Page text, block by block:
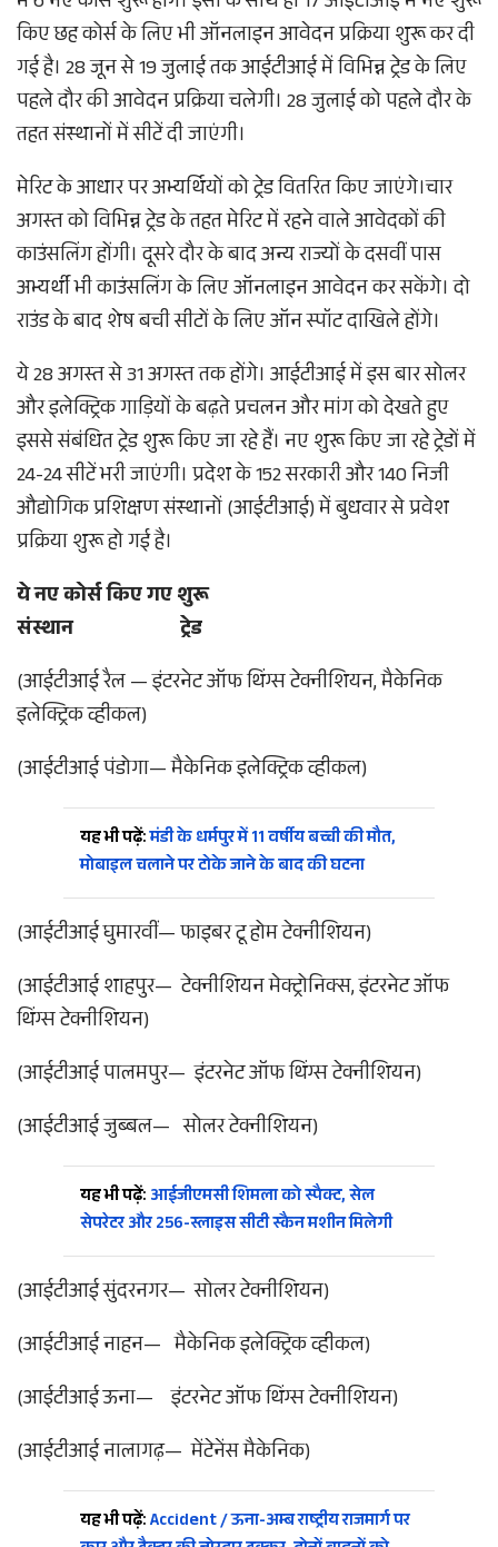
किए छह कोर्स के लिए भी ऑनलाइन आवेदन प्रक्रिया शुरू कर दी
गई है। 28 जून से 19 जुलाई तक आईटीआई में विभिन्न ट्रेड के लिए
पहले दौर की आवेदन प्रक्रिया चलेगी। 28 जुलाई को पहले दौर के
तहत संस्थानों में सीटें दी जाएंगी।
मेरिट के आधार पर अभ्यर्थियों को ट्रेड वितरित किए जाएंगे।चार
अगस्त को विभिन्न ट्रेड के तहत मेरिट में रहने वाले आवेदकों की
काउंसलिंग होंगी। दूसरे दौर के बाद अन्य राज्यों के दसवीं पास
अभ्यर्थी भी काउंसलिंग के लिए ऑनलाइन आवेदन कर सकेंगे। दो
राउंड के बाद शेष बची सीटों के लिए ऑन स्पॉट दाखिले होंगे।
ये 28 अगस्त से 31 अगस्त तक होंगे। आईटीआई में इस बार सोलर
और इलेक्ट्रिक गाड़ियों के बढ़ते प्रचलन और मांग को देखते हुए
इससे संबंधित ट्रेड शुरू किए जा रहे हैं। नए शुरू किए जा रहे ट्रेडों में
24-24 सीटें भरी जाएंगी। प्रदेश के 152 सरकारी और 140 निजी
औद्योगिक प्रशिक्षण संस्थानों (आईटीआई) में बुधवार से प्रवेश
प्रक्रिया शुरू हो गई है।
ये नए कोर्स किए गए शुरू
संस्थान ट्रेड
(आईटीआई रैल — इंटरनेट ऑफ थिंग्स टेक्नीशियन, मैकेनिक
इलेक्ट्रिक व्हीकल)
(आईटीआई पंडोगा— मैकेनिक इलेक्ट्रिक व्हीकल)
यह भी पढ़ें:मंडी के धर्मपुर में 11 वर्षीय बच्ची की मौत,
मोबाइल चलाने पर टोके जाने के बाद की घटना
(आईटीआई घुमारवीं— फाइबर टू होम टेक्नीशियन)
(आईटीआई शाहपुर— टेक्नीशियन मेक्ट्रोनिक्स, इंटरनेट ऑफ
थिंग्स टेक्नीशियन)
(आईटीआई पालमपुर— इंटरनेट ऑफ थिंग्स टेक्नीशियन)
(आईटीआई जुब्बल— सोलर टेक्नीशियन)
यह भी पढ़ें: आईजीएमसी शिमला को स्पैक्ट, सेल
सेपरेटर और 256-स्लाइस सीटी स्कैन मशीन मिलेगी
(आईटीआई सुंदरनगर— सोलर टेक्नीशियन)
(आईटीआई नाहन— मैकेनिक इलेक्ट्रिक व्हीकल)
(आईटीआई ऊना— इंटरनेट ऑफ थिंग्स टेक्नीशियन)
(आईटीआई नालागढ़— मेंटेनेंस मैकेनिक)
यह भी पढ़ें:Accident / ऊना-अम्ब राष्ट्रीय राजमार्ग पर